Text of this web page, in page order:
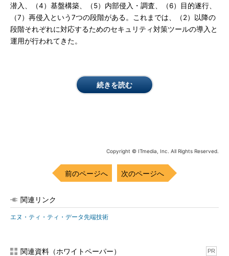
潜入、（4）基盤構築、（5）内部侵入・調査、（6）目的遂行、
（7）再侵入という7つの段階がある。これまでは、（2）以降の
段階それぞれに対応するためのセキュリティ対策ツールの導入と
運用が行われてきた。
続きを読む
Copyright © ITmedia, Inc. All Rights Reserved.
前のページへ 次のページへ
関連リンク
エヌ・ティ・ティ・データ先端技術
関連資料（ホワイトペーパー） PR